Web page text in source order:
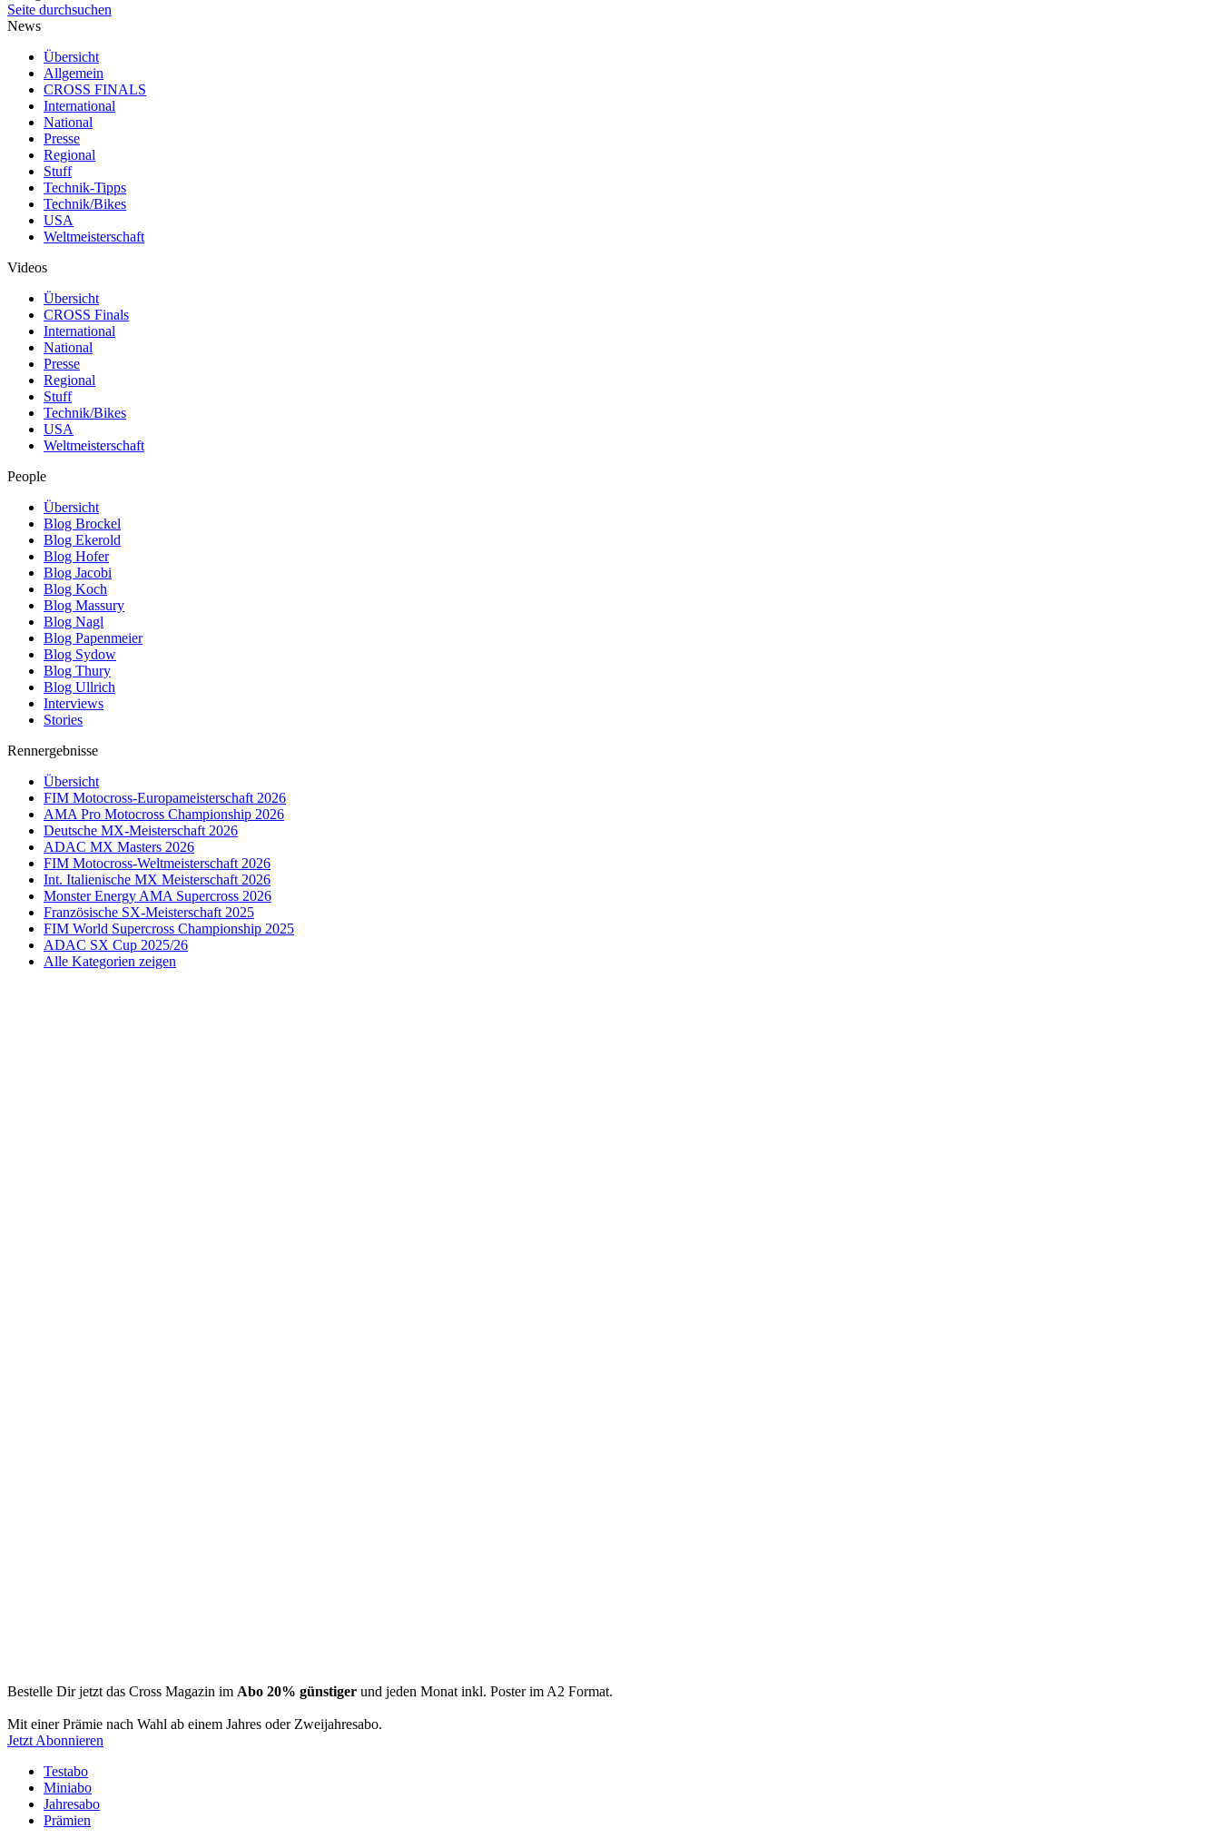
Seite durchsuchen
News
Übersicht
Allgemein
CROSS FINALS
International
National
Presse
Regional
Stuff
Technik-Tipps
Technik/Bikes
USA
Weltmeisterschaft
Videos
Übersicht
CROSS Finals
International
National
Presse
Regional
Stuff
Technik/Bikes
USA
Weltmeisterschaft
People
Übersicht
Blog Brockel
Blog Ekerold
Blog Hofer
Blog Jacobi
Blog Koch
Blog Massury
Blog Nagl
Blog Papenmeier
Blog Sydow
Blog Thury
Blog Ullrich
Interviews
Stories
Rennergebnisse
Übersicht
FIM Motocross-Europameisterschaft 2026
AMA Pro Motocross Championship 2026
Deutsche MX-Meisterschaft 2026
ADAC MX Masters 2026
FIM Motocross-Weltmeisterschaft 2026
Int. Italienische MX Meisterschaft 2026
Monster Energy AMA Supercross 2026
Französische SX-Meisterschaft 2025
FIM World Supercross Championship 2025
ADAC SX Cup 2025/26
Alle Kategorien zeigen
Bestelle Dir jetzt das Cross Magazin im Abo 20% günstiger und jeden Monat inkl. Poster im A2 Format.
Mit einer Prämie nach Wahl ab einem Jahres oder Zweijahresabo.
Jetzt Abonnieren
Testabo
Miniabo
Jahresabo
Prämien